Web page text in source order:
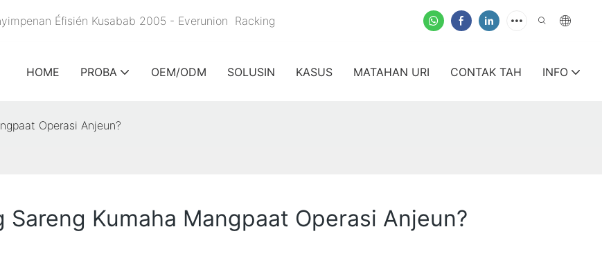
Éfisién Kusabab 2005 - Everunion Racking
HOME PROBA OEM/ODM SOLUSIN KASUS MATAHAN URI CONTAK TAH INFO
Operasi Anjeun?
Sareng Kumaha Mangpaat Operasi Anjeun?